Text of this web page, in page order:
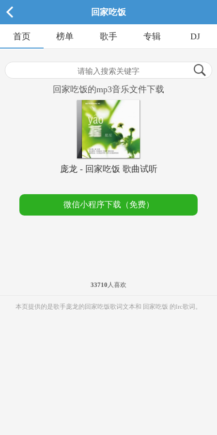
回家吃饭
首页 榜单 歌手 专辑 DJ
回家吃饭的mp3音乐文件下载
庞龙 - 回家吃饭 歌曲试听
微信小程序下载（免费）
33710 人喜欢
本页提供的是歌手庞龙的回家吃饭歌词文本和 回家吃饭 的lrc歌词。